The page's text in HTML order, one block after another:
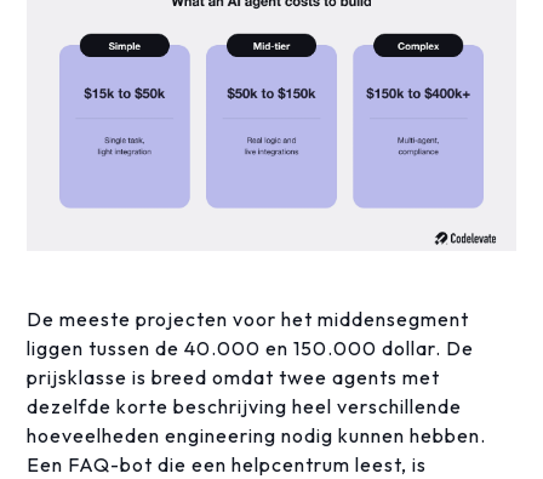
De meeste projecten voor het middensegment
liggen tussen de 40.000 en 150.000 dollar. De
prijsklasse is breed omdat twee agents met
dezelfde korte beschrijving heel verschillende
hoeveelheden engineering nodig kunnen hebben.
Een FAQ-bot die een helpcentrum leest, is